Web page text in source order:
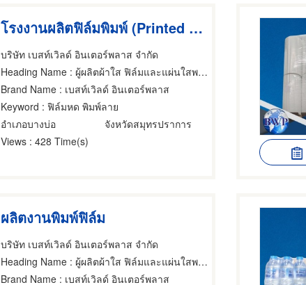
โรงงานผลิตฟิล์มพิมพ์ (Printed film)
บริษัท เบสท์เวิลด์ อินเตอร์พลาส จํากัด
Heading Name : ผู้ผลิตผ้าใส ฟิล์มและแผ่นใสพลาสติก,ผู้ผลิตผ้าใส ฟิล์มและแผ่นใสพลาสติก,ฟิล์มยืดพันสินค้า
Brand Name : เบสท์เวิลด์ อินเตอร์พลาส
Keyword : ฟิล์มหด พิมพ์ลาย
อำเภอบางบ่อ
จังหวัดสมุทรปราการ
Views : 428 Time(s)
ผลิตงานพิมพ์ฟิล์ม
บริษัท เบสท์เวิลด์ อินเตอร์พลาส จํากัด
Heading Name : ผู้ผลิตผ้าใส ฟิล์มและแผ่นใสพลาสติก,ผู้ผลิตผ้าใส ฟิล์มและแผ่นใสพลาสติก,ฟิล์มยืดพันสินค้า
Brand Name : เบสท์เวิลด์ อินเตอร์พลาส